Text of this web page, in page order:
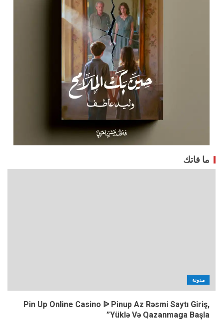
ما فاتك
مدونة
Pin Up Online Casino ᐉ Pinup Az Rəsmi Saytı Giriş,
Yüklə Və Qazanmaga Başla”